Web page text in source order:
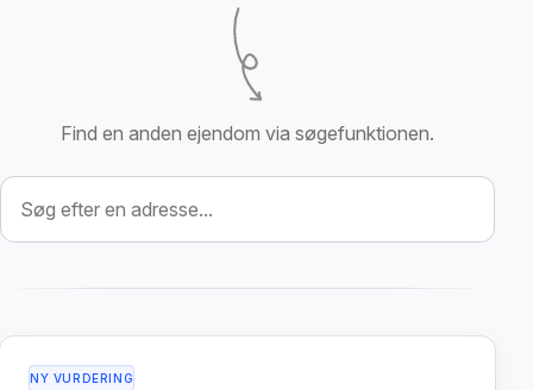
Find en anden ejendom via søgefunktionen.
Søg efter ejendom
NY VURDERING